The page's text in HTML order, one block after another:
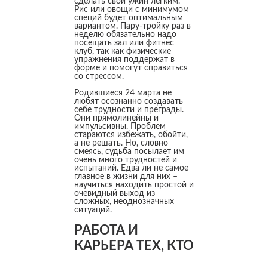
Рис или овощи с минимумом
специй будет оптимальным
вариантом. Пару-тройку раз в
неделю обязательно надо
посещать зал или фитнес
клуб, так как физические
упражнения поддержат в
форме и помогут справиться
со стрессом.
Родившиеся 24 марта не
любят осознанно создавать
себе трудности и преграды.
Они прямолинейны и
импульсивны. Проблем
стараются избежать, обойти,
а не решать. Но, словно
смеясь, судьба посылает им
очень много трудностей и
испытаний. Едва ли не самое
главное в жизни для них –
научиться находить простой и
очевидный выход из
сложных, неоднозначных
ситуаций.
РАБОТА И
КАРЬЕРА ТЕХ, КТО